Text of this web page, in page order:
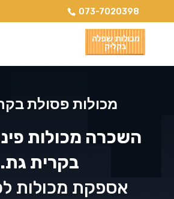
073-7020398
מכולות פסולת
השכרה מכולות
בקרית גת.
אספקת מכולות